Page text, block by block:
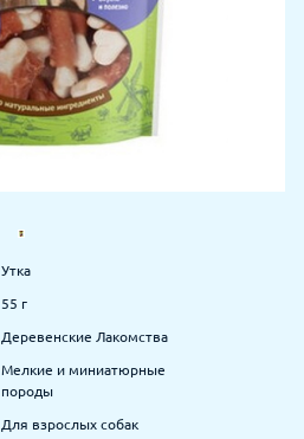
Утка
55 г
Деревенские Лакомства
Мелкие и миниатюрные
породы
Для взрослых собак